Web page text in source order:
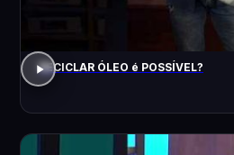
RECICLAR ÓLEO é POSSÍVEL?